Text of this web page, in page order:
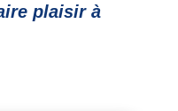
plaisir à